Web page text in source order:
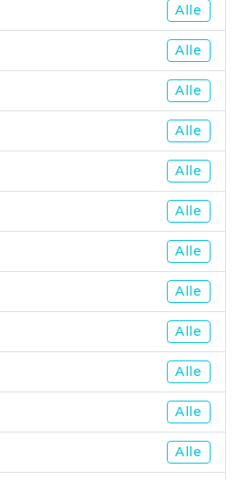
Alle
Alle
Alle
Alle
Alle
Alle
Alle
Alle
Alle
Alle
Alle
Alle